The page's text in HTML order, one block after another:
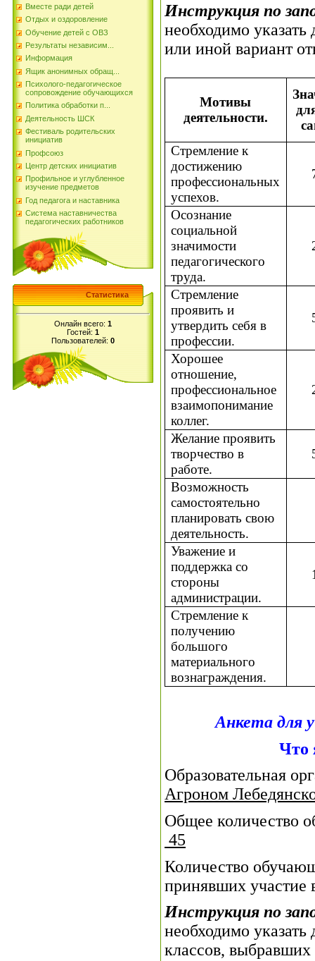
Вместе ради детей
Отдых и оздоровление
Обучение детей с ОВЗ
Результаты независим...
Информация
Ящик анонимных обращ...
Психолого-педагогическое
сопровождение обучающихся
Политика обработки п...
Деятельность ШСК
Фестиваль родительских
инициатив
Профсоюз
Центр детских инициатив
Профильное и углубленное
изучение предметов
Год педагога и наставника
Система наставничества
педагогических работников
Статистика
Онлайн всего: 1
Гостей: 1
Пользователей: 0
Инструкция по
необходимо
или иной вариант
Мотивы
деятельности.
Стремление к
достижению
профессиональных
успехов.
Осознание
социальной
значимости
педагогического
труда.
Стремление
проявить и
утвердить себя в
профессии.
Хорошее
отношение,
профессиональное
взаимопонимание
коллег.
Желание проявить
творчество в
работе.
Возможность
самостоятельно
планировать свою
деятельность.
Уважение и
поддержка со
стороны
администрации.
Стремление к
получению
большого
материального
вознаграждения.
Анкета для
Что
Образовательная
Агроном
Общее количество
45
Количество
принявших участие
Инструкция по
необходимо
классов, выбравших